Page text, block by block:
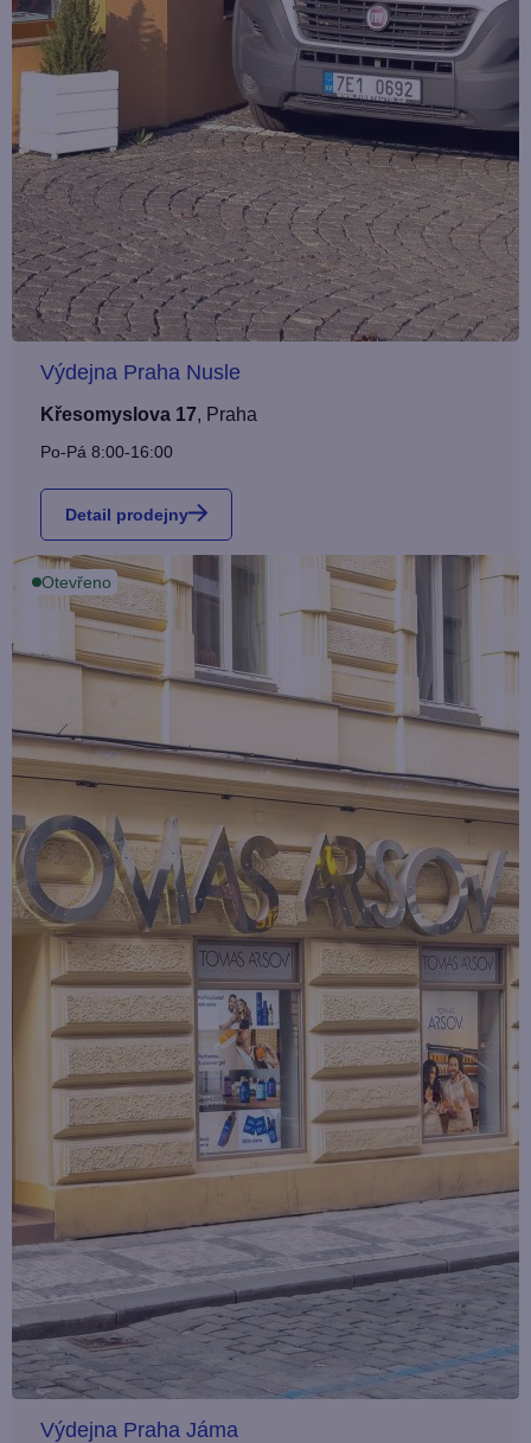
Výdejna Praha Nusle
Křesomyslova 17, Praha
Po-Pá 8:00-16:00
Detail prodejny
Otevřeno
Výdejna Praha Jáma